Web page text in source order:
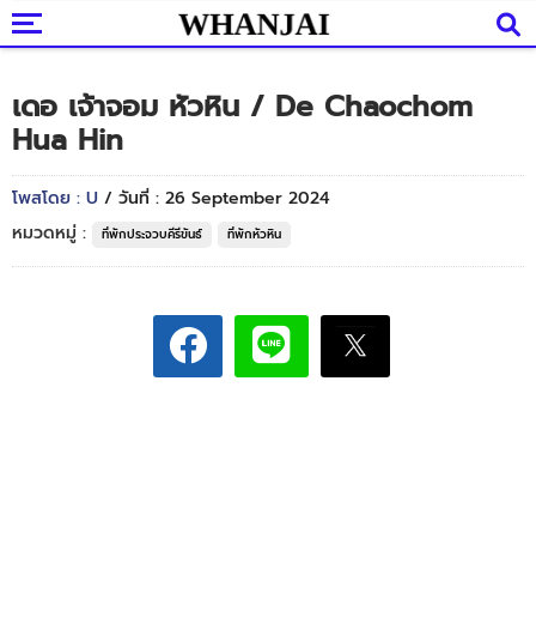
เดอ เจ้าจอม หัวหิน / De Chaochom
Hua Hin
โพสโดย : U / วันที่ : 26 September 2024
หมวดหมู่ :
ที่พักประจวบคีรีขันธ์ ที่พักหัวหิน